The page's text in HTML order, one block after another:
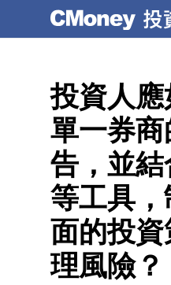
投資人
單一券
告，並
等工具
面的投
理風險？